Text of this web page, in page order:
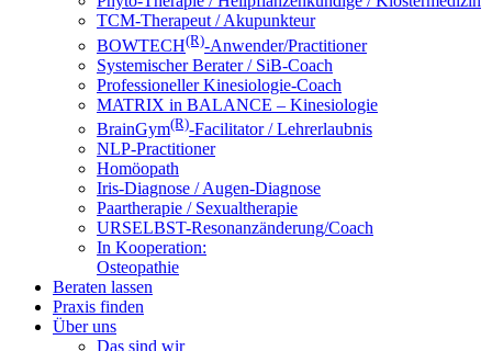
TCM-Therapeut / Akupunkteur
BOWTECH(R)-Anwender/Practitioner
Systemischer Berater / SiB-Coach
Professioneller Kinesiologie-Coach
MATRIX in BALANCE – Kinesiologie
BrainGym(R)-Facilitator / Lehrerlaubnis
NLP-Practitioner
Homöopath
Iris-Diagnose / Augen-Diagnose
Paartherapie / Sexualtherapie
URSELBST-Resonanzänderung/Coach
In Kooperation:
Osteopathie
Beraten lassen
Praxis finden
Über uns
Das sind wir